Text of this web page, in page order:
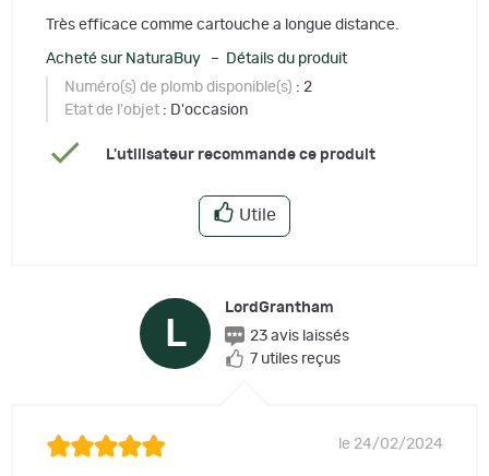
Très efficace comme cartouche a longue distance.
Acheté sur NaturaBuy – Détails du produit
Numéro(s) de plomb disponible(s) : 2
Etat de l'objet : D'occasion
L'utilisateur recommande ce produit
Utile
L
LordGrantham
23 avis laissés
7 utiles reçus
le 24/02/2024